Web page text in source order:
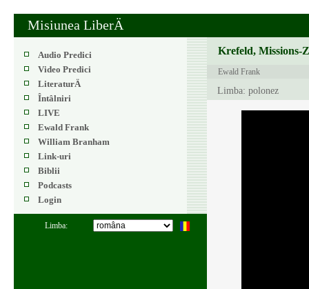
Misiunea LiberÄ
Audio Predici
Video Predici
LiteraturÄ
Întâlniri
LIVE
Ewald Frank
William Branham
Link-uri
Biblii
Podcasts
Login
Limba:
Krefeld, Missions-
Ewald Frank
Limba: polonez